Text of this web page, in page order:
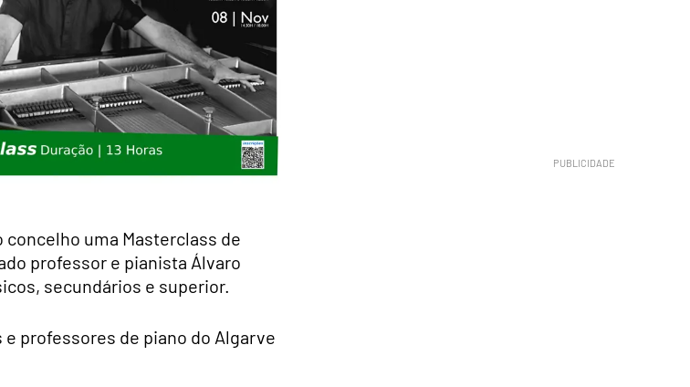
uma Masterclass de
professor e pianista Álvaro
secundários e superior.
professores de piano do Algarve